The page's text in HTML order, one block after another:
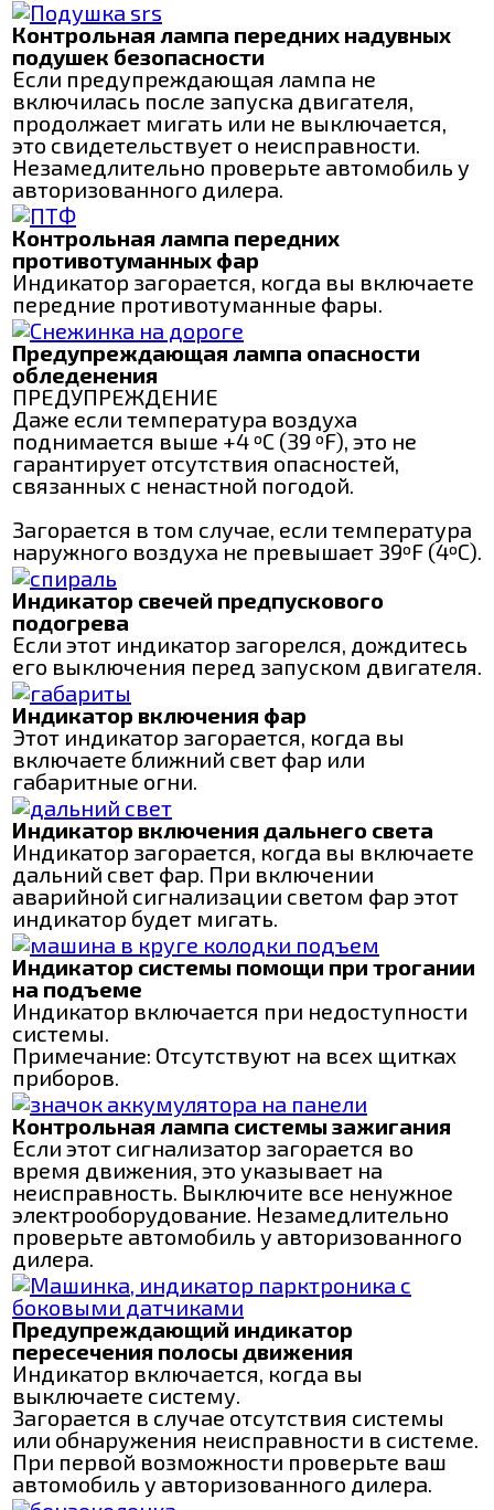
Контрольная лампа передних надувных
подушек безопасности
Если предупреждающая лампа не
включилась после запуска двигателя,
продолжает мигать или не выключается,
это свидетельствует о неисправности.
Незамедлительно проверьте автомобиль у
авторизованного дилера.
Контрольная лампа передних
противотуманных фар
Индикатор загорается, когда вы включаете
передние противотуманные фары.
Предупреждающая лампа опасности
обледенения
ПРЕДУПРЕЖДЕНИЕ
Даже если температура воздуха
поднимается выше +4 ºC (39 ºF), это не
гарантирует отсутствия опасностей,
связанных с ненастной погодой.
Загорается в том случае, если температура
наружного воздуха не превышает 39ºF (4ºC).
Индикатор свечей предпускового
подогрева
Если этот индикатор загорелся, дождитесь
его выключения перед запуском двигателя.
Индикатор включения фар
Этот индикатор загорается, когда вы
включаете ближний свет фар или
габаритные огни.
Индикатор включения дальнего света
Индикатор загорается, когда вы включаете
дальний свет фар. При включении
аварийной сигнализации светом фар этот
индикатор будет мигать.
Индикатор системы помощи при трогании
на подъеме
Индикатор включается при недоступности
системы.
Примечание: Отсутствуют на всех щитках
приборов.
Контрольная лампа системы зажигания
Если этот сигнализатор загорается во
время движения, это указывает на
неисправность. Выключите все ненужное
электрооборудование. Незамедлительно
проверьте автомобиль у авторизованного
дилера.
Предупреждающий индикатор
пересечения полосы движения
Индикатор включается, когда вы
выключаете систему.
Загорается в случае отсутствия системы
или обнаружения неисправности в системе.
При первой возможности проверьте ваш
автомобиль у авторизованного дилера.